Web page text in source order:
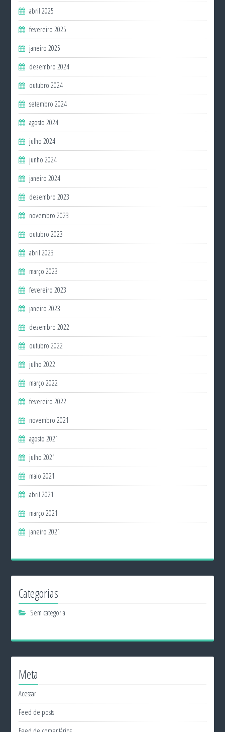
abril 2025
fevereiro 2025
janeiro 2025
dezembro 2024
outubro 2024
setembro 2024
agosto 2024
julho 2024
junho 2024
janeiro 2024
dezembro 2023
novembro 2023
outubro 2023
abril 2023
março 2023
fevereiro 2023
janeiro 2023
dezembro 2022
outubro 2022
julho 2022
março 2022
fevereiro 2022
novembro 2021
agosto 2021
julho 2021
maio 2021
abril 2021
março 2021
janeiro 2021
Categorias
Sem categoria
Meta
Acessar
Feed de posts